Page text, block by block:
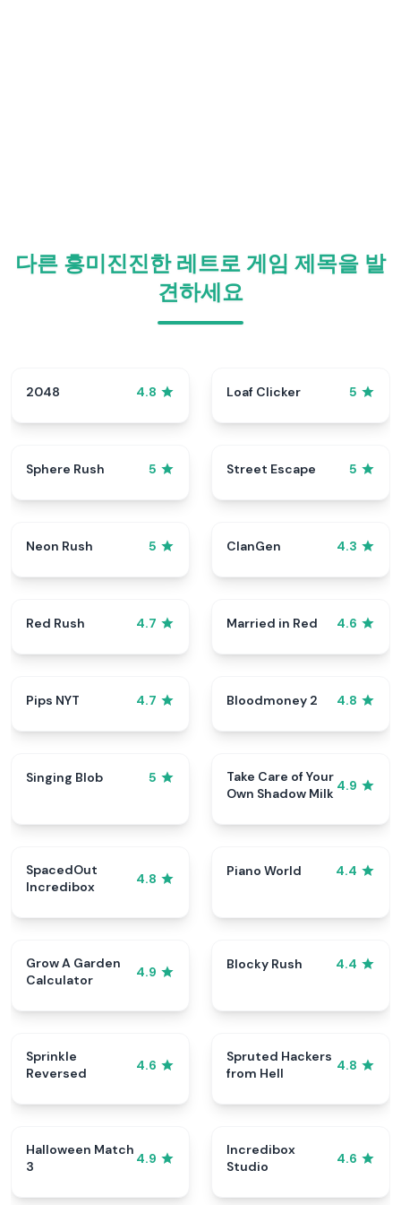
다른 흥미진진한 레트로 게임 제목을 발
견하세요
2048 4.8 Loaf Clicker 5
Sphere Rush 5 Street Escape 5
Neon Rush 5 ClanGen 4.3
Red Rush 4.7 Married in Red 4.6
Pips NYT 4.7 Bloodmoney 2 4.8
Singing Blob 5
Take Care of Your
Own Shadow Milk 4.9
SpacedOut
Incredibox
4.8
Piano World 4.4
Grow A Garden
Calculator
4.9
Blocky Rush 4.4
Sprinkle
Reversed
4.6
Spruted Hackers
from Hell
4.8
Halloween Match
3
4.9
Incredibox
Studio
4.6